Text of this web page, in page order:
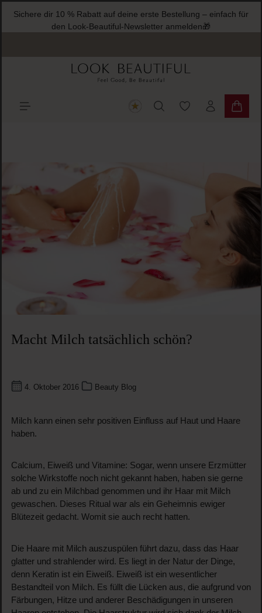
springen
Sichere dir 10 % Rabatt auf deine erste Bestellung – einfach für
den Look-Beautiful-Newsletter anmelden🎁
Du hast 0
Macht Milch tatsächlich schön?
4. Oktober 2016 Beauty Blog
Milch kann einen sehr positiven Einfluss auf Haut und Haare
haben.
Calcium, Eiweiß und Vitamine: Sogar, wenn unsere Erzmütter
solche Wirkstoffe noch nicht gekannt haben, haben sie gerne
ab und zu ein Milchbad genommen und ihr Haar mit Milch
gewaschen. Dieses Ritual war als ein Geheimnis ewiger
Blütezeit gedacht. Womit sie auch recht hatten.
Die Haare mit Milch auszuspülen führt dazu, dass das Haar
glatter und strahlender wird. Es liegt in der Natur der Dinge,
denn Keratin ist ein Eiweiß. Eiweiß ist ein wesentlicher
Bestandteil von Milch. Es füllt die Lücken aus, die aufgrund von
Färbungen, Hitze und anderer Beschädigungen in unseren